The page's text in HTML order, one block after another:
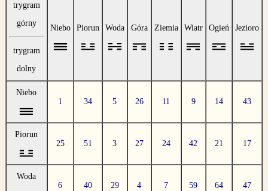
trygram
górny
trygram
dolny
Niebo Piorun Woda Góra Ziemia Wiatr Ogień Jezioro
Niebo
1
34 5 26 11 9 14 43
Piorun
25
51 3 27 24 42 21 17
Woda
6
40 29 4 7 59 64 47